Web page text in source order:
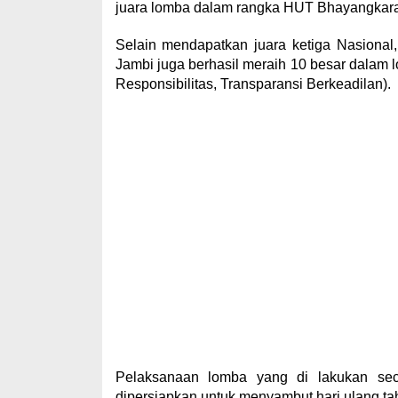
juara lomba dalam rangka HUT
Selain mendapatkan juara ketiga
Jambi juga berhasil meraih 10 besar dalam
Responsibilitas, Transparansi Berkeadilan).
Pelaksanaan lomba yang di lakukan